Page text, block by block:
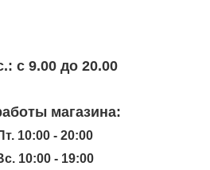
с 9.00 до 20.00
магазина:
10:00 - 20:00
10:00 - 19:00